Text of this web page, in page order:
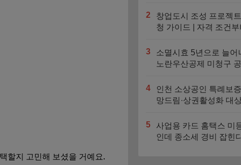
할지 고민해 보셨을 거예요.
2
창업도시 조성 프로젝
청 가이드 | 자격 조건
3
소멸시효 5년으로 늘어
노란우산공제 미청구
4
인천 소상공인 특례보
망드림·상권활성화 대
5
사업용 카드 홈택스 미
인데 종소세 경비 잡힌